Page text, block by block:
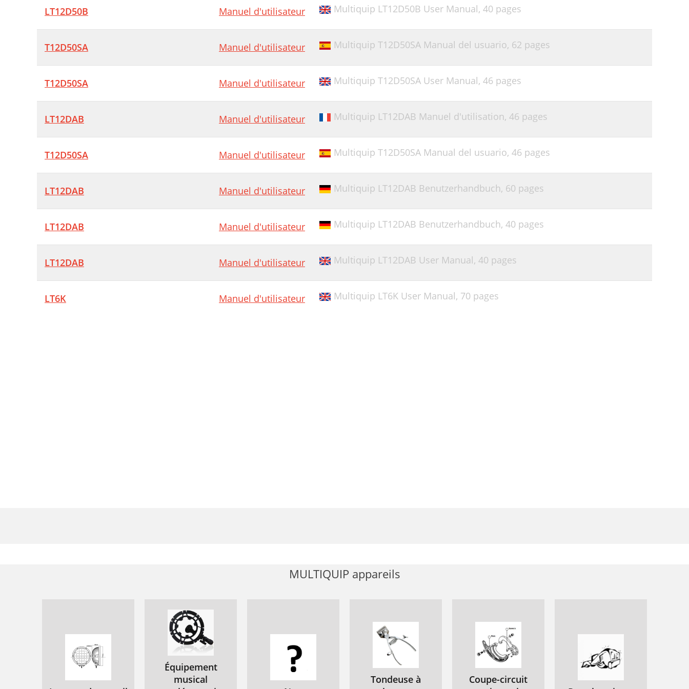
LT12D50B Manuel d'utilisateur Multiquip LT12D50B User Manual, 40 pages
T12D50SA Manuel d'utilisateur Multiquip T12D50SA Manual del usuario, 62 pages
T12D50SA Manuel d'utilisateur Multiquip T12D50SA User Manual, 46 pages
LT12DAB Manuel d'utilisateur Multiquip LT12DAB Manuel d'utilisation, 46 pages
T12D50SA Manuel d'utilisateur Multiquip T12D50SA Manual del usuario, 46 pages
LT12DAB Manuel d'utilisateur Multiquip LT12DAB Benutzerhandbuch, 60 pages
LT12DAB Manuel d'utilisateur Multiquip LT12DAB Benutzerhandbuch, 40 pages
LT12DAB Manuel d'utilisateur Multiquip LT12DAB User Manual, 40 pages
LT6K Manuel d'utilisateur Multiquip LT6K User Manual, 70 pages
MULTIQUIP appareils
Équipement
musical
Tondeuse à
Coupe-circuit